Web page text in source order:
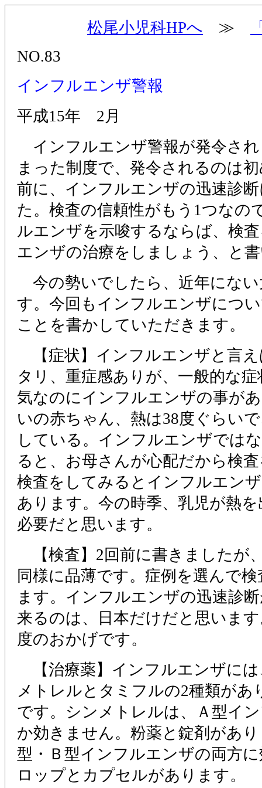
松尾小児科HPへ ≫
NO.83
インフルエンザ警報
平成15年 2月
インフルエンザ警報が発令され
まった制度で、発令されるのは
前に、インフルエンザの迅速診
た。検査の信頼性がもう1つなの
ルエンザを示唆するならば、検
エンザの治療をしましょう、と
今の勢いでしたら、近年にな
す。今回もインフルエンザにつ
ことを書かしていただきます。
【症状】インフルエンザと言
タリ、重症感ありが、一般的な
気なのにインフルエンザの事が
いの赤ちゃん、熱は38度ぐらい
している。インフルエンザでは
ると、お母さんが心配だから検
検査をしてみるとインフルエン
あります。今の時季、乳児が熱
必要だと思います。
【検査】2回前に書きましたが
同様に品薄です。症例を選んで
ます。インフルエンザの迅速診
来るのは、日本だけだと思いま
度のおかげです。
【治療薬】インフルエンザに
メトレルとタミフルの2種類があ
です。シンメトレルは、Ａ型イ
か効きません。粉薬と錠剤があ
型・Ｂ型インフルエンザの両方
ロップとカプセルがあります。